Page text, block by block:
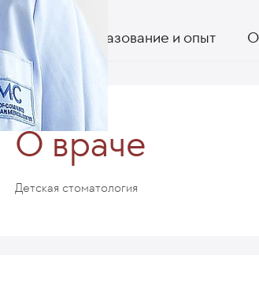
Образование и опыт
О враче
Детская стоматология